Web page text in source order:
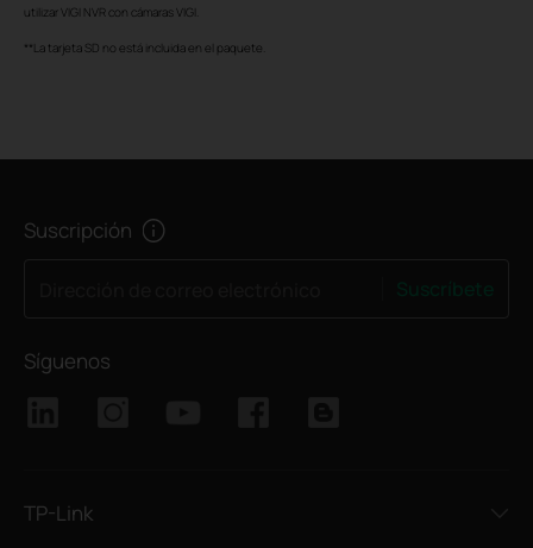
utilizar VIGI NVR con cámaras VIGI.
**La tarjeta SD no está incluida en el paquete.
Suscripción
Síguenos
TP-Link